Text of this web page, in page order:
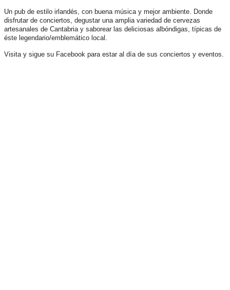
Un pub de estilo irlandés, con buena música y mejor ambiente. Donde
disfrutar de conciertos, degustar una amplia variedad de cervezas
artesanales de Cantabria y saborear las deliciosas albóndigas, típicas de
éste legendario/emblemático local.
Visita y sigue su Facebook para estar al día de sus conciertos y eventos.